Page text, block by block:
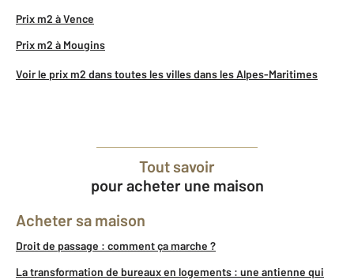
Prix m2 à Vence
Prix m2 à Mougins
Voir le prix m2 dans toutes les villes dans les Alpes-Maritimes
Tout savoir
pour acheter une maison
Acheter sa maison
Droit de passage : comment ça marche ?
La transformation de bureaux en logements : une antienne qui